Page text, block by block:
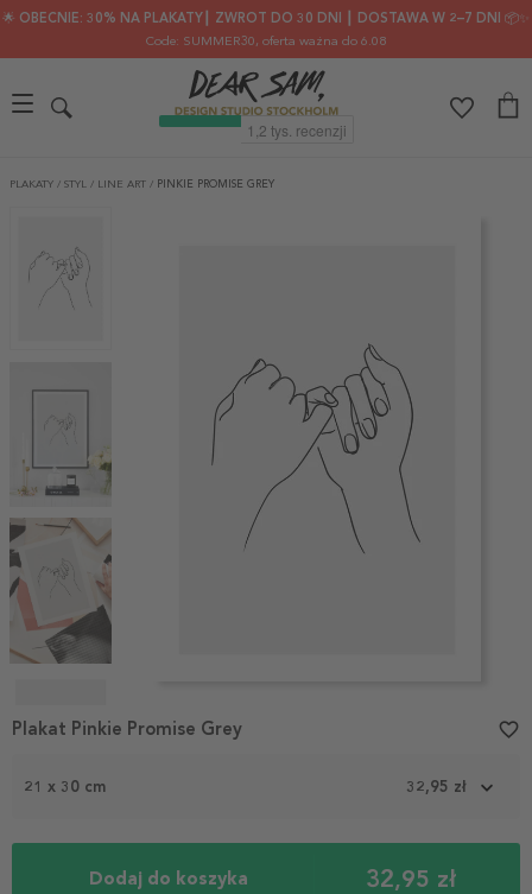
🌟 OBECNIE: 30% NA PLAKATY┃ ZWROT DO 30 DNI ┃ DOSTAWA W 2–7 DNI 📦✨
Code: SUMMER30, oferta ważna do 6.08
PLAKATY / STYL / LINE ART / PINKIE PROMISE GREY
1
21 x 30 cm 32,95 zł
Dodaj do koszyka 32,95 zł
Plakat Pinkie Promise Grey favorite_border